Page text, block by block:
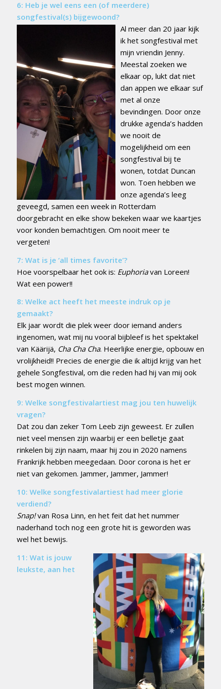
6: Heb je wel eens een (of meerdere)
songfestival(s) bijgewoond?
Al meer dan 20 jaar kijk
ik het songfestival met
mijn vriendin Jenny.
Meestal zoeken we
elkaar op, lukt dat niet
dan appen we elkaar suf
met al onze
bevindingen. Door onze
drukke agenda’s hadden
we nooit de
mogelijkheid om een
songfestival bij te
wonen, totdat Duncan
won. Toen hebben we
onze agenda’s leeg
geveegd, samen een week in Rotterdam
doorgebracht en elke show bekeken waar we kaartjes
voor konden bemachtigen. Om nooit meer te
vergeten!
7: Wat is je ‘all times favorite’?
Hoe voorspelbaar het ook is: Euphoriavan Loreen!
Wat een power!!
8: Welke act heeft het meeste indruk op je
gemaakt?
Elk jaar wordt die plek weer door iemand anders
ingenomen, wat mij nu vooral bijbleef is het spektakel
van Käärijä, Cha Cha Cha. Heerlijke energie, opbouw en
vrolijkheid!! Precies de energie die ik altijd krijg van het
gehele Songfestival, om die reden had hij van mij ook
best mogen winnen.
9: Welke songfestivalartiest mag jou ten huwelijk
vragen?
Dat zou dan zeker Tom Leeb zijn geweest. Er zullen
niet veel mensen zijn waarbij er een belletje gaat
rinkelen bij zijn naam, maar hij zou in 2020 namens
Frankrijk hebben meegedaan. Door corona is het er
niet van gekomen. Jammer, Jammer, Jammer!
10: Welke songfestivalartiest had meer glorie
verdiend?
Snap!van Rosa Linn, en het feit dat het nummer
naderhand toch nog een grote hit is geworden was
wel het bewijs.
11: Wat is jouw
leukste, aan het